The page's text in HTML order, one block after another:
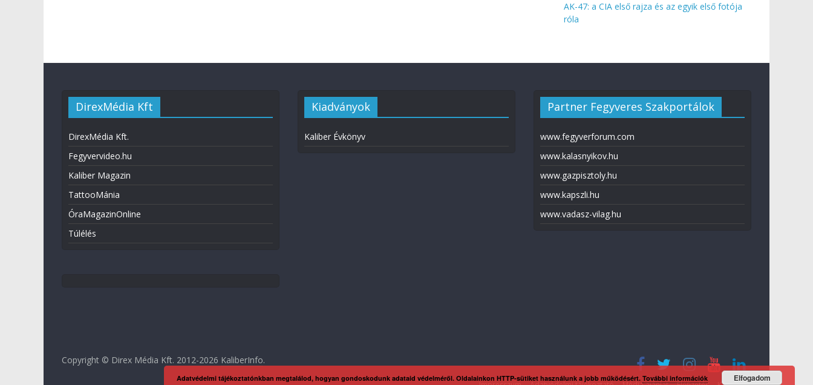
AK-47: a CIA első rajza és az egyik első fotója
róla
DirexMédia Kft
DirexMédia Kft.
Fegyvervideo.hu
Kaliber Magazin
TattooMánia
ÓraMagazinOnline
Túlélés
Kiadványok
Kaliber Évkönyv
Partner Fegyveres Szakportálok
www.fegyverforum.com
www.kalasnyikov.hu
www.gazpisztoly.hu
www.kapszli.hu
www.vadasz-vilag.hu
Copyright © Direx Média Kft. 2012-2026 KaliberInfo.
Adatvédelmi tájékoztatónkban megtalálod, hogyan gondoskodunk adataid védelméről. Oldalainkon HTTP-sütiket használunk a jobb működésért. További információk Elfogadom